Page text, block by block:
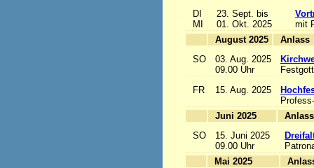
DI
MI
23. Sept. bis
01. Okt. 2025
mit
August 2025
SO
03. Aug. 2025
09.00 Uhr
FR
15. Aug. 2025
Juni 2025
SO
15. Juni 2025
09.00 Uhr
Mai 2025